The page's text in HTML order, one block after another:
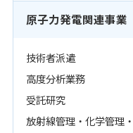
原子力発電関連事業
技術者派遣
高度分析業務
受託研究
放射線管理・化学管理